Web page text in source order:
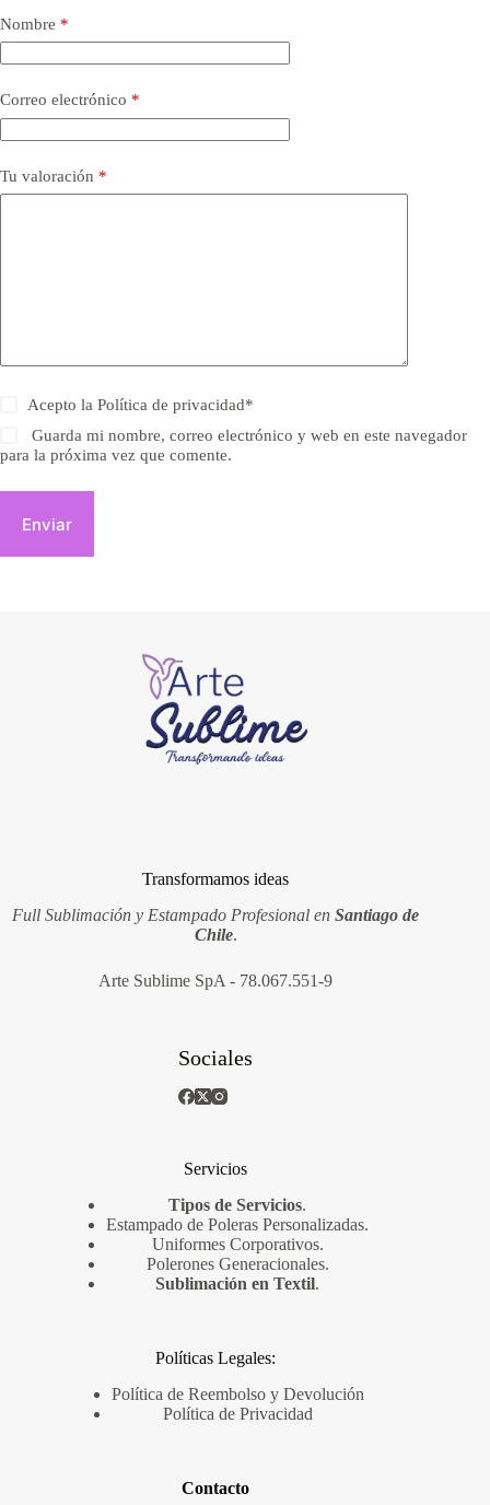
Nombre *
Correo electrónico *
Tu valoración *
Acepto laPolítica de privacidad*
Guarda mi nombre, correo electrónico y web en este navegador
para la próxima vez que comente.
Enviar
Transformamos ideas
Full Sublimación y Estampado Profesional enSantiago de
Chile.
Arte Sublime SpA - 78.067.551-9
Sociales
Servicios
Tipos de Servicios.
Estampado de Poleras Personalizadas.
Uniformes Corporativos.
Polerones Generacionales.
Sublimación en Textil.
Políticas Legales:
Política de Reembolso y Devolución
Política de Privacidad
Contacto